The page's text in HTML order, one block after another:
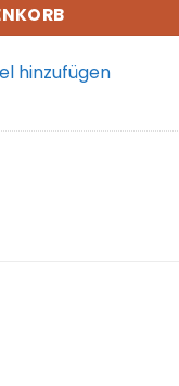
hinzufügen